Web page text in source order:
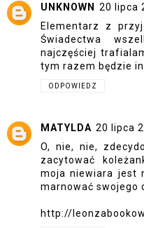
UNKNOWN
20 lipca
Elementarz z
Świadectwa
najczęściej
tym razem będzie
ODPOWIEDZ
MATYLDA 20 lipca
O, nie, nie,
zacytować
moja niewiara jest
marnować swojego
http://